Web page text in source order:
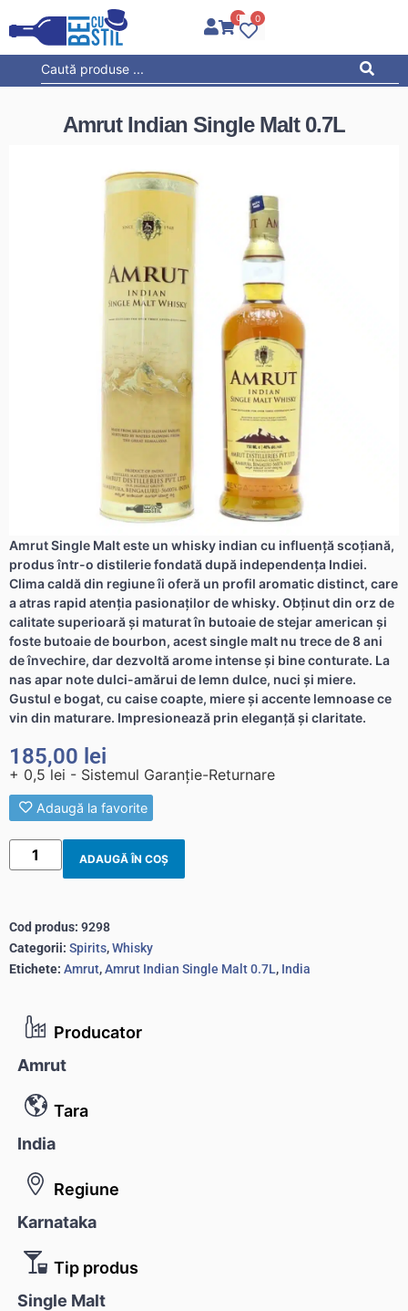
0 0
Producator
Amrut
Tara
India
Regiune
Karnataka
Tip produs
Single Malt
Amrut Indian Single Malt 0.7L
Amrut Single Malt este un whisky indian cu influență scoțiană,
produs într-o distilerie fondată după independența Indiei.
Clima caldă din regiune îi oferă un profil aromatic distinct, care
a atras rapid atenția pasionaților de whisky. Obținut din orz de
calitate superioară și maturat în butoaie de stejar american și
foste butoaie de bourbon, acest single malt nu trece de 8 ani
de învechire, dar dezvoltă arome intense și bine conturate. La
nas apar note dulci-amărui de lemn dulce, nuci și miere.
Gustul e bogat, cu caise coapte, miere și accente lemnoase ce
vin din maturare. Impresionează prin eleganță și claritate.
185,00 lei
+ 0,5 lei - Sistemul Garanție-Returnare
Adaugă la favorite
ADAUGĂ ÎN COȘ
Cod produs: 9298
Categorii: Spirits,Whisky
Etichete: Amrut,Amrut Indian Single Malt 0.7L, India